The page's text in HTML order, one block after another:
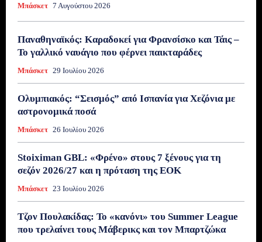
Μπάσκετ 7 Αυγούστου 2026
Παναθηναϊκός: Καραδοκεί για Φρανσίσκο και Τάις –
Το γαλλικό ναυάγιο που φέρνει παικταράδες
Μπάσκετ 29 Ιουλίου 2026
Ολυμπιακός: “Σεισμός” από Ισπανία για Χεζόνια με
αστρονομικά ποσά
Μπάσκετ 26 Ιουλίου 2026
Stoiximan GBL: «Φρένο» στους 7 ξένους για τη
σεζόν 2026/27 και η πρόταση της ΕΟΚ
Μπάσκετ 23 Ιουλίου 2026
Τζον Πουλακίδας: Το «κανόνι» του Summer League
που τρελαίνει τους Μάβερικς και τον Μπαρτζώκα